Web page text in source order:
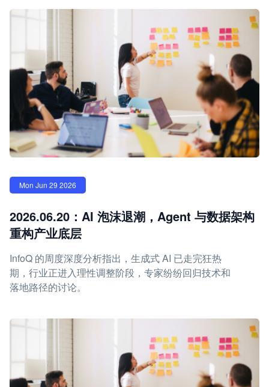
Mon Jun 29 2026
2026.06.20：AI 泡沫退潮，Agent 与数据架构
重构产业底层
InfoQ 的周度深度分析指出，生成式 AI 已走完狂热
期，行业正进入理性调整阶段，专家纷纷回归技术和
落地路径的讨论。